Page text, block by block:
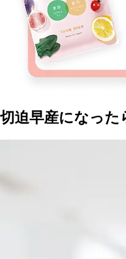
切迫早産になった